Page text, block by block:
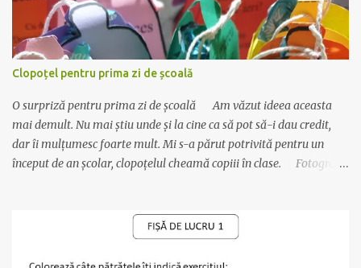
Clopoțel pentru prima zi de școală
O surpriză pentru prima zi de școală Am văzut ideea aceasta
mai demult. Nu mai știu unde și la cine ca să pot să-i dau credit,
dar îi mulțumesc foarte mult. Mi s-a părut potrivită pentru un
început de an școlar, clopoțelul cheamă copiii în clase. Fotografia
bomboane ambalate (cel mai bine se așază cele care au un singur
”moț” la ambalaj), sfoară, lipici sau capsator. 😊Se printează pe
carton colorat, dintr-un carton ies 2 clopoței. 😊Se îndoaie pe linia